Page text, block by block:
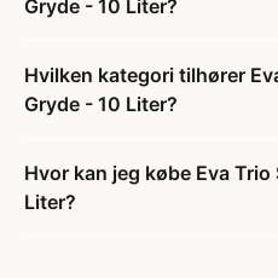
Gryde - 10 Liter?
Hvilken kategori tilhører
Gryde - 10 Liter?
Hvor kan jeg købe Eva
Liter?